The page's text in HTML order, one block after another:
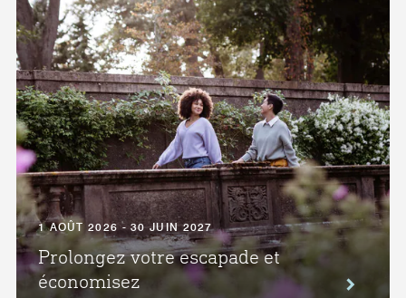
1 AOÛT 2026 - 30 JUIN 2027
Prolongez votre escapade et
économisez